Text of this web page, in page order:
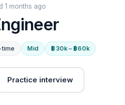
1 months ago
time Mid ฿30k – ฿60k
Practice interview